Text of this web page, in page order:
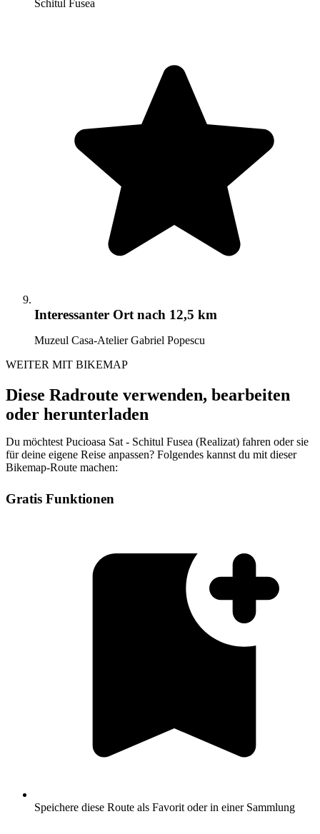
Schitul Fusea
Interessanter Ort nach 12,5 km
Muzeul Casa-Atelier Gabriel Popescu
WEITER MIT BIKEMAP
Diese Radroute verwenden, bearbeiten
oder herunterladen
Du möchtest Pucioasa Sat - Schitul Fusea (Realizat) fahren oder sie
für deine eigene Reise anpassen? Folgendes kannst du mit dieser
Bikemap-Route machen:
Gratis Funktionen
Speichere diese Route als Favorit oder in einer Sammlung